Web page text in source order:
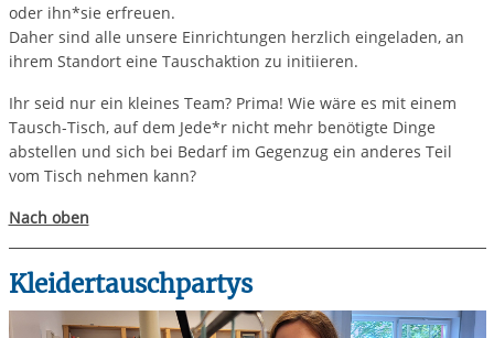
oder ihn*sie erfreuen.
Daher sind alle unsere Einrichtungen herzlich eingeladen, an
ihrem Standort eine Tauschaktion zu initiieren.
Ihr seid nur ein kleines Team? Prima! Wie wäre es mit einem
Tausch-Tisch, auf dem Jede*r nicht mehr benötigte Dinge
abstellen und sich bei Bedarf im Gegenzug ein anderes Teil
vom Tisch nehmen kann?
Nach oben
Kleidertauschpartys